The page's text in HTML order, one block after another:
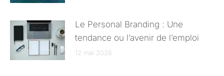
Le Personal Branding : Une
tendance ou l’avenir de l’emploi
12 mai 2026